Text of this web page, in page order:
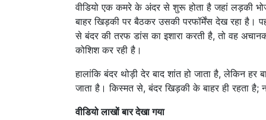
वीडियो एक कमरे के अंदर से शुरू होता है जहां लड़की
बाहर खिड़की पर बैठकर उसकी परफॉर्मेंस देख रहा है।
से बंदर की तरफ डांस का इशारा करती है, तो वह
कोशिश कर रही है।
हालांकि बंदर थोड़ी देर बाद शांत हो जाता है, लेकिन
जाता है। किस्मत से, बंदर खिड़की के बाहर ही रहता
वीडियो लाखों बार देखा गया